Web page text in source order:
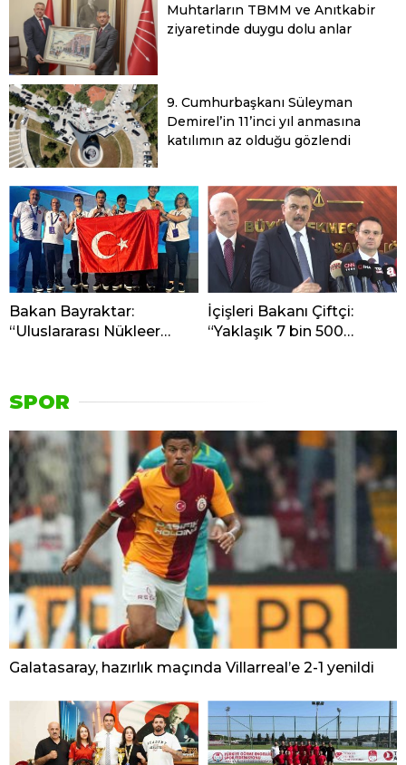
Muhtarların TBMM ve Anıtkabir
ziyaretinde duygu dolu anlar
9. Cumhurbaşkanı Süleyman
Demirel’in 11’inci yıl anmasına
katılımın az olduğu gözlendi
Bakan Bayraktar:
“Uluslararası Nükleer
altın ve 3 bronz madalya
ile uluslararası arenaya
güçlü bir giriş yaptı”
İçişleri Bakanı Çiftçi:
“Yaklaşık 7 bin 500
SPOR
Galatasaray, hazırlık maçında Villarreal’e 2-1 yenildi